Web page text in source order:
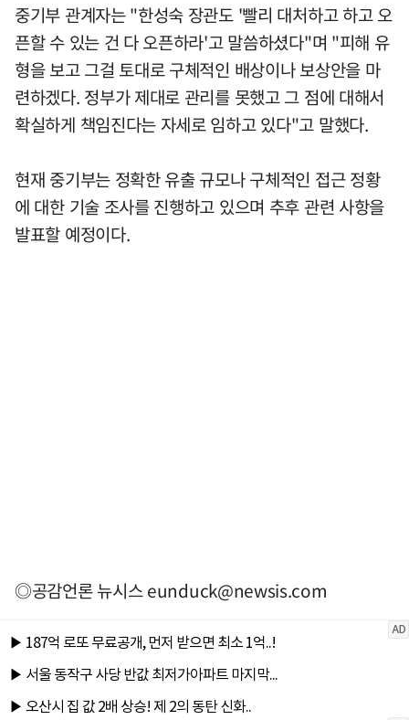
중기부 관계자는 "한성숙 장관도 '빨리 대처하고 하고 오
픈할 수 있는 건 다 오픈하라'고 말씀하셨다"며 "피해 유
형을 보고 그걸 토대로 구체적인 배상이나 보상안을 마
련하겠다. 정부가 제대로 관리를 못했고 그 점에 대해서
확실하게 책임진다는 자세로 임하고 있다"고 말했다.
현재 중기부는 정확한 유출 규모나 구체적인 접근 정황
에 대한 기술 조사를 진행하고 있으며 추후 관련 사항을
발표할 예정이다.
◎공감언론 뉴시스eunduck@newsis.com